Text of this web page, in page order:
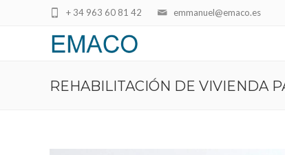
emmanuel@emaco.es
+ 34 963 60 81 42
REHABILITACIÓN DE VIVIENDA